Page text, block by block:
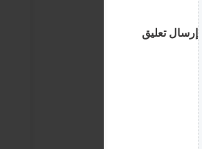
إرسال تعليق